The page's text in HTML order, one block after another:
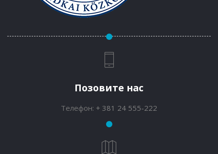
Позовите нас
Телефон: + 381 24 555-222